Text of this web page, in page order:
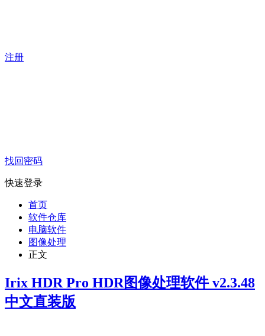
注册
找回密码
快速登录
首页
软件仓库
电脑软件
图像处理
正文
Irix HDR Pro HDR图像处理软件 v2.3.48
中文直装版